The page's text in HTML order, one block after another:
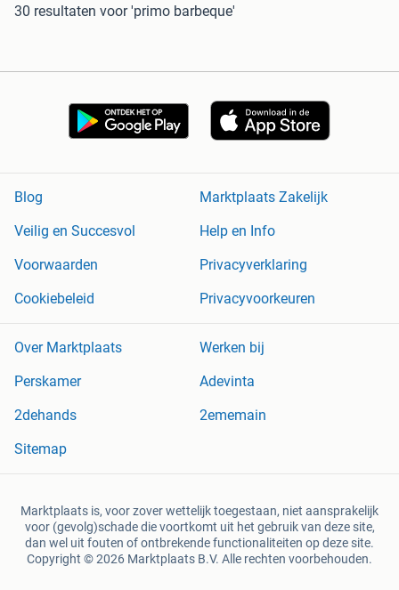
30 resultaten voor 'primo barbeque'
Blog
Marktplaats Zakelijk
Veilig en Succesvol
Help en Info
Voorwaarden
Privacyverklaring
Cookiebeleid
Privacyvoorkeuren
Over Marktplaats
Werken bij
Perskamer
Adevinta
2dehands
2ememain
Sitemap
Marktplaats is, voor zover wettelijk toegestaan, niet aansprakelijk
voor (gevolg)schade die voortkomt uit het gebruik van deze site,
dan wel uit fouten of ontbrekende functionaliteiten op deze site.
Copyright © 2026 Marktplaats B.V. Alle rechten voorbehouden.